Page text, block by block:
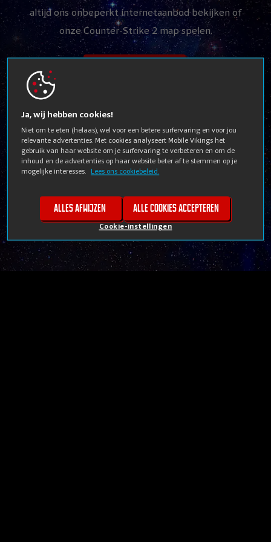
altijd ons onbeperkt internetaanbod bekijken of
onze Counter-Strike 2 map spelen.
Ja, wij hebben cookies!
Niet om te eten (helaas), wel voor een betere surfervaring en voor jou
relevante advertenties. Met cookies analyseert Mobile Vikings het
gebruik van haar website om je surfervaring te verbeteren en om de
inhoud en de advertenties op haar website beter af te stemmen op je
mogelijke interesses.
Lees ons cookiebeleid.
Cookie-instellingen
Alles afwijzen Alle cookies accepteren